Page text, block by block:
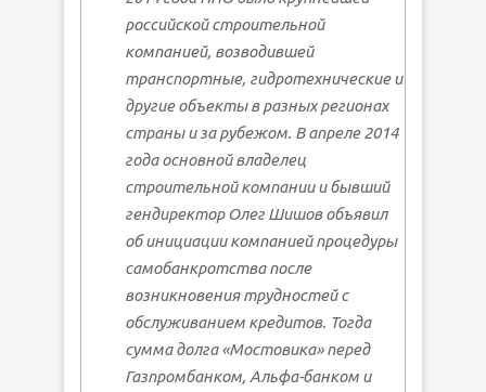
российской строительной
компанией, возводившей
транспортные, гидротехнические и
другие объекты в разных регионах
страны и за рубежом. В апреле 2014
года основной владелец
строительной компании и бывший
гендиректор Олег Шишов объявил
об инициации компанией процедуры
самобанкротства после
возникновения трудностей с
обслуживанием кредитов. Тогда
сумма долга «Мостовика» перед
Газпромбанком, Альфа-банком и